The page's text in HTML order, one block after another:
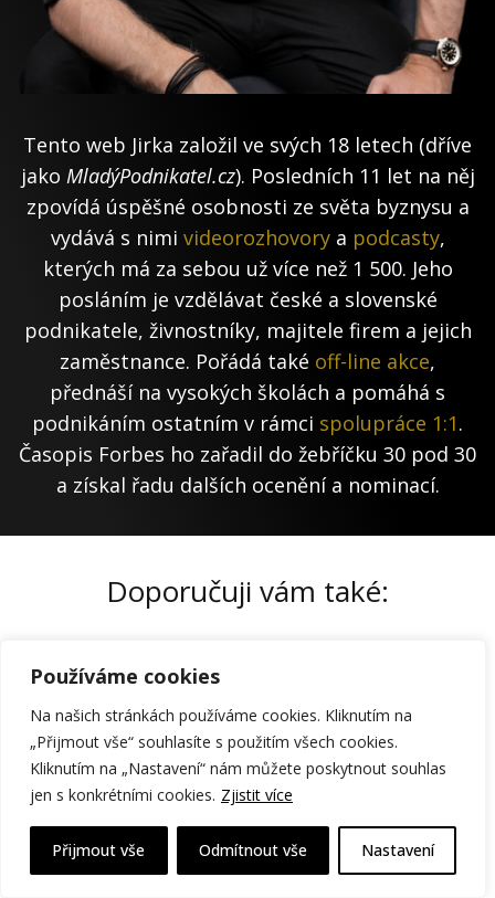
Používáme cookies
Na našich stránkách používáme cookies. Kliknutím na
„Přijmout vše“ souhlasíte s použitím všech cookies.
Kliknutím na „Nastavení“ nám můžete poskytnout souhlas
jen s konkrétními cookies. Zjistit více
Nastavení
Odmítnout vše
Přijmout vše
Tento web Jirka založil ve svých 18 letech (dříve
jako MladýPodnikatel.cz). Posledních 11 let na něj
zpovídá úspěšné osobnosti ze světa byznysu a
vydává s nimi videorozhovorya podcasty,
kterých má za sebou už více než 1 500. Jeho
posláním je vzdělávat české a slovenské
podnikatele, živnostníky, majitele firem a jejich
zaměstnance. Pořádá také off-line akce,
přednáší na vysokých školách a pomáhá s
podnikáním ostatním v rámci spolupráce 1:1.
Časopis Forbes ho zařadil do žebříčku 30 pod 30
a získal řadu dalších ocenění a nominací.
Doporučuji vám také: